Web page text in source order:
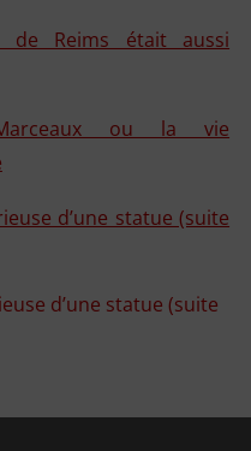
de Reims était aussi
Marceaux ou la vie
d’une statue (suite
d’une statue (suite